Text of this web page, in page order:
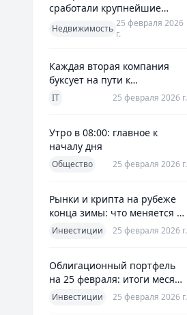
сработали крупнейшие
банки и что это значит для
заемщиков
Недвижимость 25 февраля 2026
г.
Каждая вторая компания
буксует на пути к
полноценной ERP
IT 25 февраля 2026 г.
Утро в 08:00: главное к
началу дня
Общество 25 февраля 2026 г.
Рынки и крипта на рубеже
конца зимы: что меняется к
25 февраля 2026
Инвестиции 25 февраля 2026 г.
Облигационный портфель
на 25 февраля: итоги месяца
и планы на март
Инвестиции 25 февраля 2026 г.